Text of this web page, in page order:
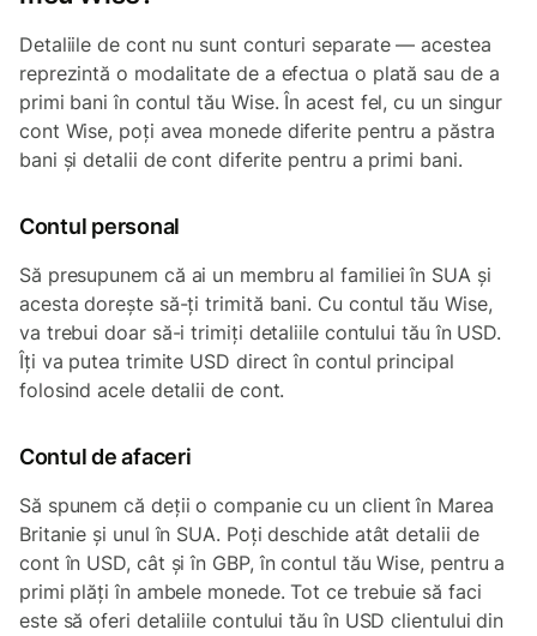
Detaliile de cont nu sunt conturi separate — acestea
reprezintă o modalitate de a efectua o plată sau de a
primi bani în contul tău Wise. În acest fel, cu un singur
cont Wise, poți avea monede diferite pentru a păstra
bani și detalii de cont diferite pentru a primi bani.
Contul personal
Să presupunem că ai un membru al familiei în SUA și
acesta dorește să-ți trimită bani. Cu contul tău Wise,
va trebui doar să-i trimiți detaliile contului tău în USD.
Îți va putea trimite USD direct în contul principal
folosind acele detalii de cont.
Contul de afaceri
Să spunem că deții o companie cu un client în Marea
Britanie și unul în SUA. Poți deschide atât detalii de
cont în USD, cât și în GBP, în contul tău Wise, pentru a
primi plăți în ambele monede. Tot ce trebuie să faci
este să oferi detaliile contului tău în USD clientului din